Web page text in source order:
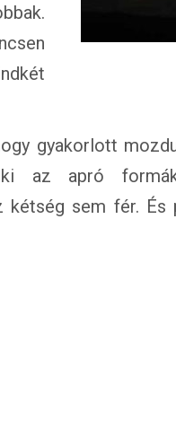
gyakorlott
ki az apró
kétség sem fér.